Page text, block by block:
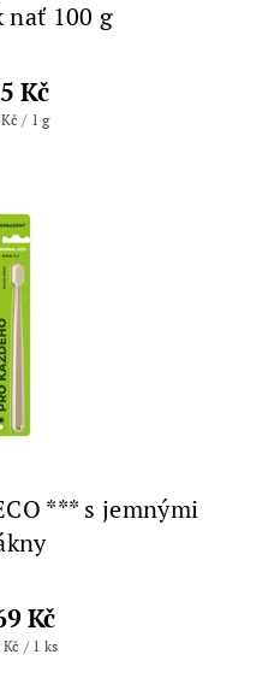
nať 100 g
Kč
Kč / 1 g
*** s jemnými
Kč
/ 1 ks